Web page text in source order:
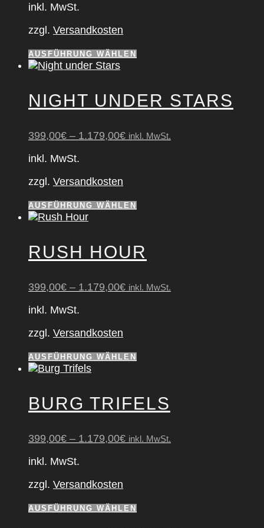
gewählt
werden
inkl. MwSt.
zzgl. Versandkosten
AUSFÜHRUNG WÄHLEN Dieses
Varianten
Optionen
gewählt
werden
NIGHT UNDER STARS
399,00€ – 1.179,00€ inkl. MwSt.
inkl. MwSt.
zzgl. Versandkosten
AUSFÜHRUNG WÄHLEN Dieses
Varianten
Optionen
gewählt
werden
RUSH HOUR
399,00€ – 1.179,00€ inkl. MwSt.
inkl. MwSt.
zzgl. Versandkosten
AUSFÜHRUNG WÄHLEN Dieses
Varianten
Optionen
gewählt
werden
BURG TRI­FELS
399,00€ – 1.179,00€ inkl. MwSt.
inkl. MwSt.
zzgl. Versandkosten
AUSFÜHRUNG WÄHLENDieses